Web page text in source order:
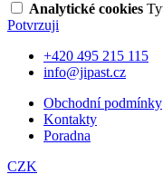
Analytické cookies
Potvrzuji
+420 495 215 115
info@jipast.cz
Obchodní podmínky
Kontakty
Poradna
CZK